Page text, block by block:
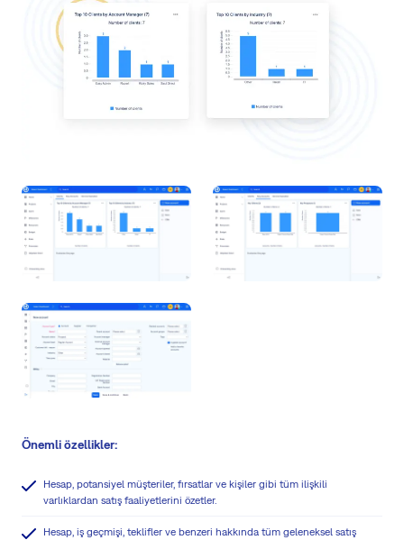
Önemli özellikler:
Hesap, potansiyel müşteriler, fırsatlar ve kişiler gibi tüm ilişkili
varlıklardan satış faaliyetlerini özetler.
Hesap, iş geçmişi, teklifler ve benzeri hakkında tüm geleneksel satış